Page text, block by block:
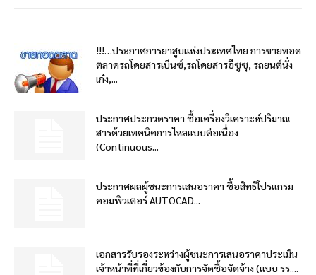
!!!…ประกาศการยาสูบแห่งประเทศไทย การขายทอด
ตลาดรถโดยสารเบ็นซ์,รถโดยสารอีซูซุ, รถยนต์นั่ง
เก๋ง,...
ประกาศประกวดราคา ซื้อเครื่องวิเคราะห์ปริมาณ
สารด้วยเทคนิคการไหลแบบต่อเนื่อง
(Continuous...
ประกาศผลผู้ชนะการเสนอราคา ซื้อสิทธิโปรแกรม
คอมพิวเตอร์ AUTOCAD...
เอกสารรับรองระหว่างผู้ชนะการเสนอราคาประเมิน
เจ้าหน้าที่ที่เกี่ยวข้องกับการจัดซื้อจัดจ้าง (แบบ รร....